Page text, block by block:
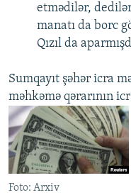
etmədilər,
manatı da borc
Qızıl da
Sumqayıt şəhər icra
məhkəmə qərarının
Foto: Arxiv